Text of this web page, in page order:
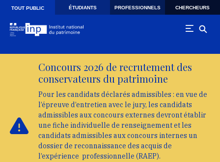
Skip to main navigation
Aller au contenu principal
TOUT PUBLIC ÉTUDIANTS PROFESSIONNELS CHERCHEURS
Concours 2026 de recrutement des
conservateurs du patrimoine
Pour les candidats déclarés admissibles : en vue de
l’épreuve d’entretien avec le jury, les candidats
admissibles aux concours externes devront établir
une fiche individuelle de renseignement et les
candidats admissibles aux concours internes un
dossier de reconnaissance des acquis de
l’expérience professionnelle (RAEP).